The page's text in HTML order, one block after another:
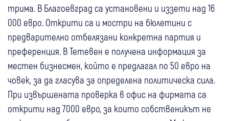
трима. В Благоевград са установени и иззети над 16
000 евро. Открити са и мостри на бюлетини с
предварително отбелязани конкретна партия и
преференция. В Тетевен е получена информация за
местен бизнесмен, който е предлагал по 50 евро на
човек, за да гласува за определена политическа сила.
При извършената проверка в офис на фирмата са
открити над 7000 евро, за които собственикът не